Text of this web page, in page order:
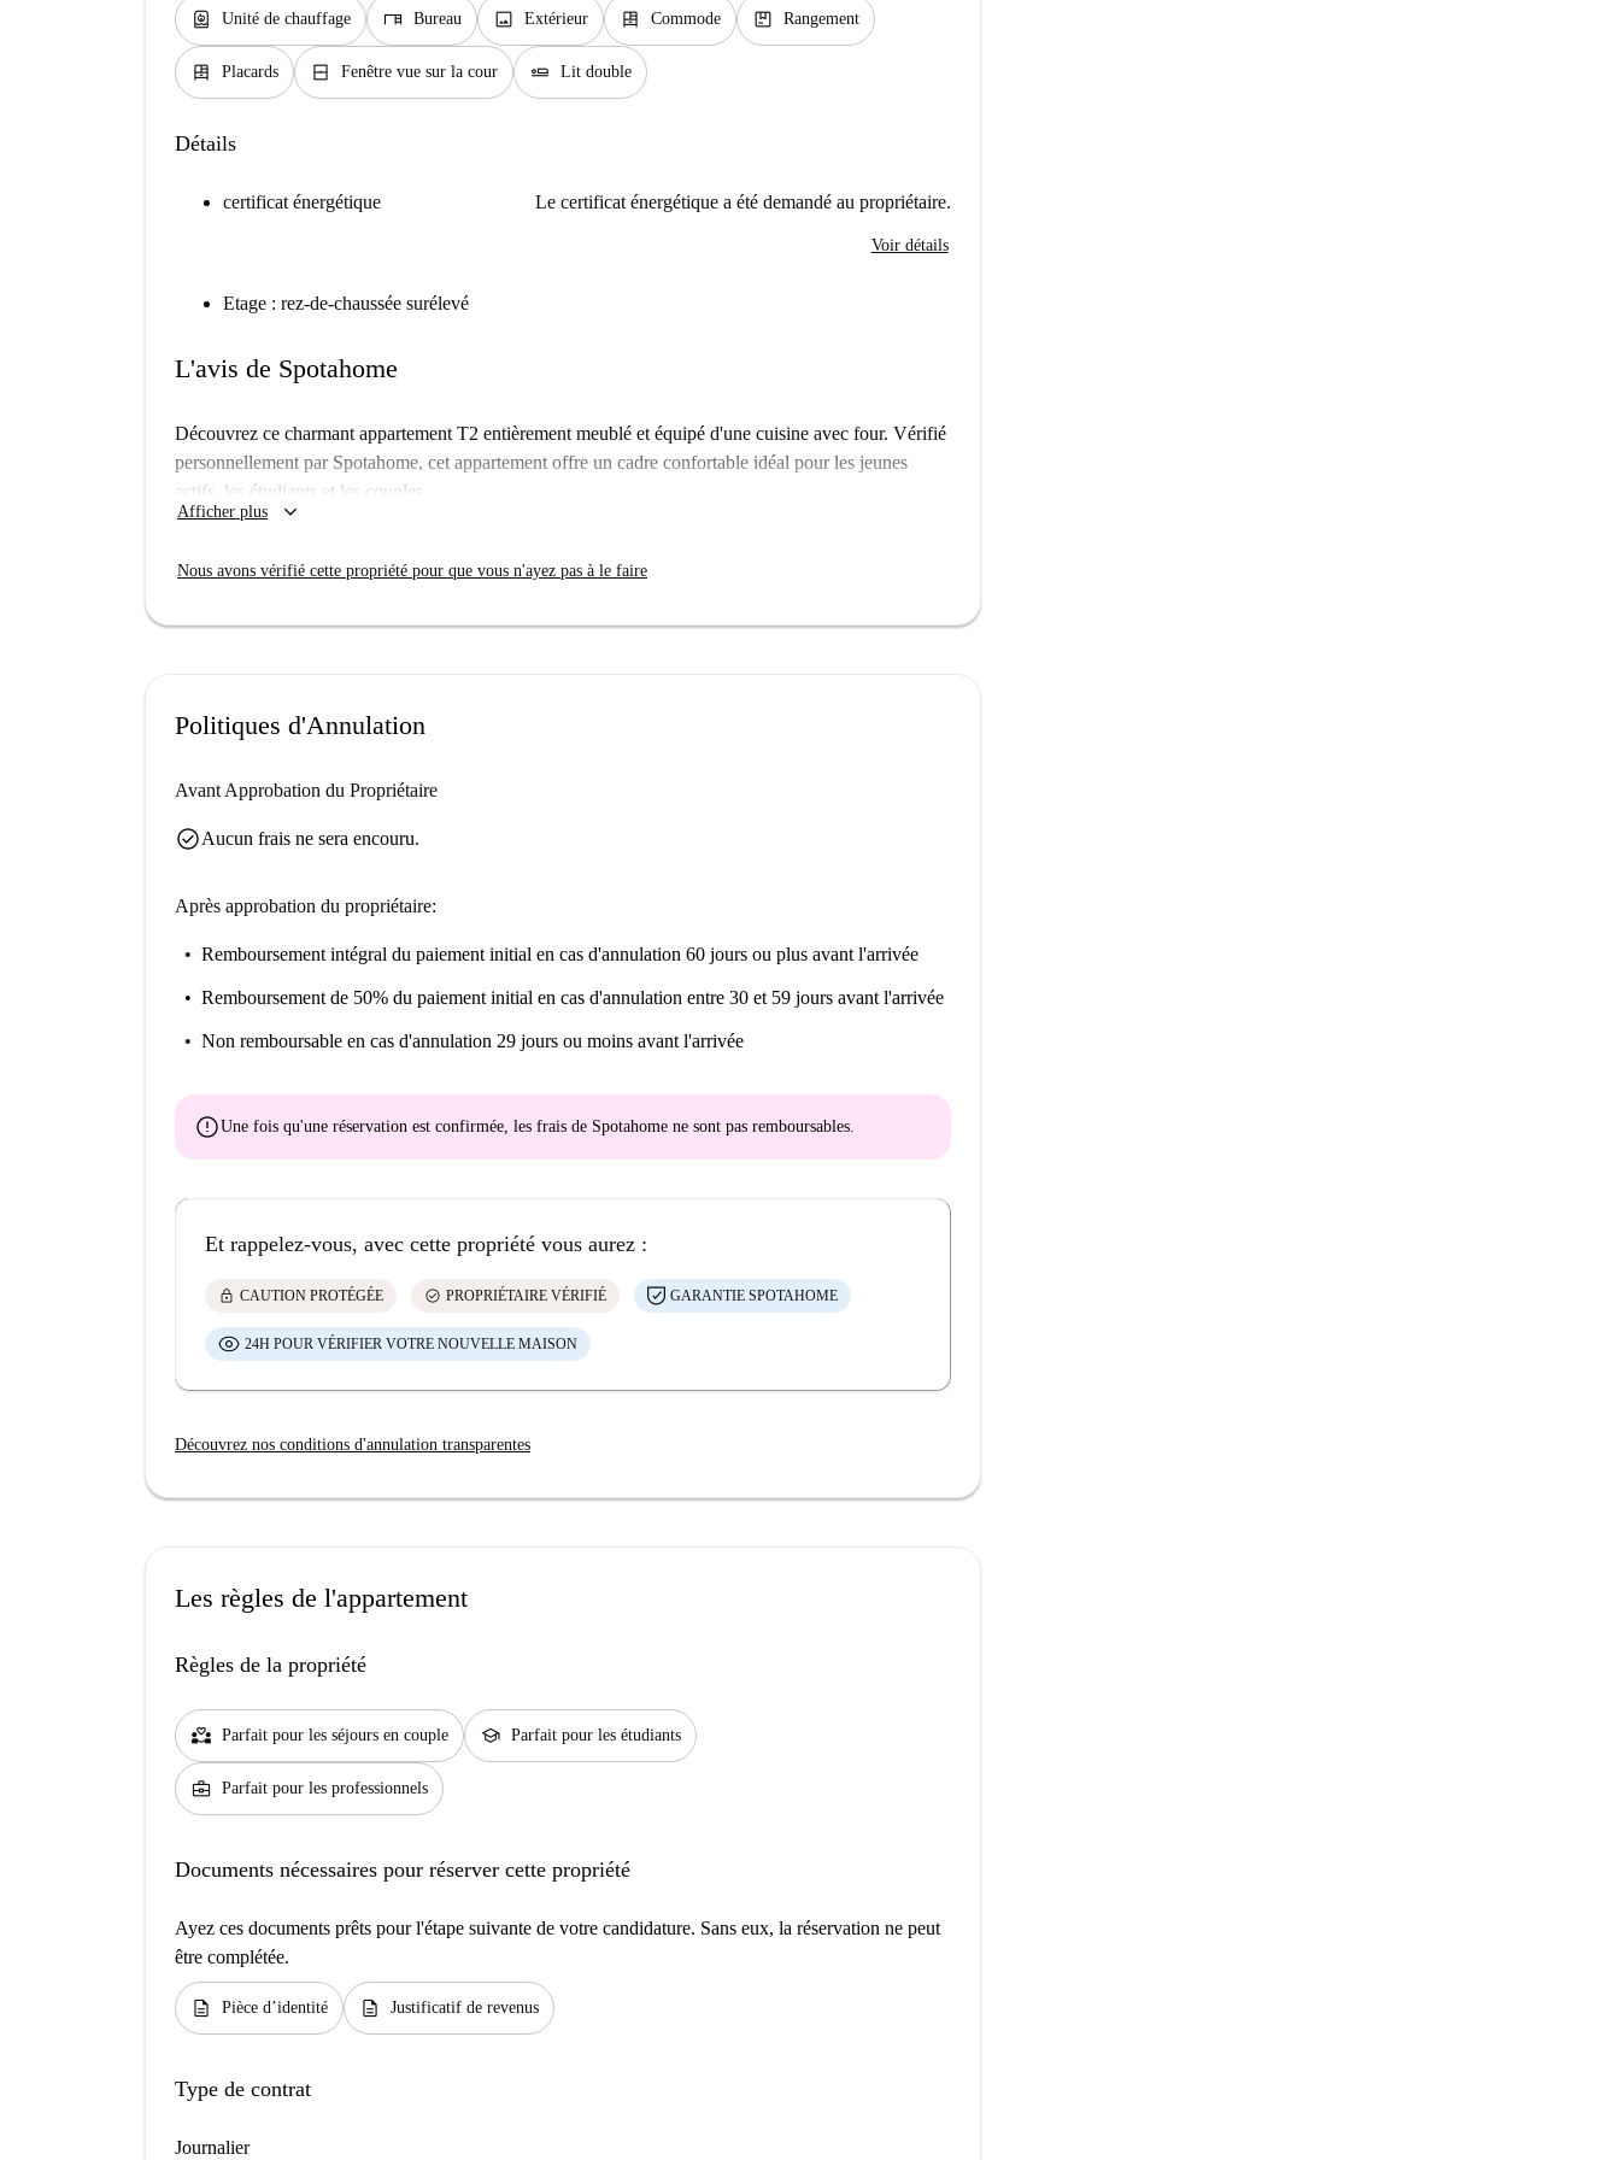
water_heater Unité de chauffage desk Bureau image Extérieur dresser Commode package Rangement
dresser Placards window_closed Fenêtre vue sur la cour airline_seat_flat Lit double
Détails
certificat énergétique Le certificat énergétique a été demandé au propriétaire.
Voir détails
Etage : rez-de-chaussée surélevé
L'avis de Spotahome
Découvrez ce charmant appartement T2 entièrement meublé et équipé d'une cuisine avec four. Vérifié
personnellement par Spotahome, cet appartement offre un cadre confortable idéal pour les jeunes
actifs, les étudiants et les couples.
notamment la Scalinata di Vigna Murata, le Monumento alle Vittime delle Foibe Istriane et la
Osteria, ainsi que d'autres établissements comme Abcibo et Maddeché. Des marchés locaux, tels que
Afficher plus keyboard_arrow_down
Nous avons vérifié cette propriété pour que vous n'ayez pas à le faire
Politiques d'Annulation
Avant Approbation du Propriétaire
check_circleAucun frais ne sera encouru.
Après approbation du propriétaire:
Remboursement intégral du paiement initial en cas d'annulation 60 jours ou plus avant l'arrivée
Remboursement de 50% du paiement initial en cas d'annulation entre 30 et 59 jours avant l'arrivée
Non remboursable en cas d'annulation 29 jours ou moins avant l'arrivée
errorUne fois qu'une réservation est confirmée, les frais de Spotahome ne sont pas remboursables.
Et rappelez-vous, avec cette propriété vous aurez :
lock CAUTION PROTÉGÉE check_circle PROPRIÉTAIRE VÉRIFIÉ GARANTIE SPOTAHOME
24H POUR VÉRIFIER VOTRE NOUVELLE MAISON
Découvrez nos conditions d'annulation transparentes
Les règles de l'appartement
Règles de la propriété
partner_heart Parfait pour les séjours en couple school Parfait pour les étudiants
business_center Parfait pour les professionnels
Documents nécessaires pour réserver cette propriété
Ayez ces documents prêts pour l'étape suivante de votre candidature. Sans eux, la réservation ne peut
être complétée.
description Pièce d’identité description Justificatif de revenus
Type de contrat
Journalier